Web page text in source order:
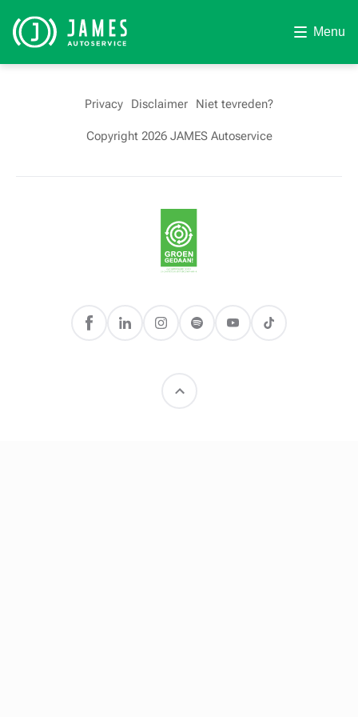
Menu
Privacy Disclaimer Niet tevreden?
Copyright 2026 JAMES Autoservice